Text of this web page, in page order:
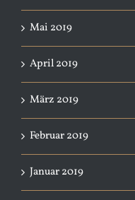
Mai 2019
April 2019
März 2019
Februar 2019
Januar 2019